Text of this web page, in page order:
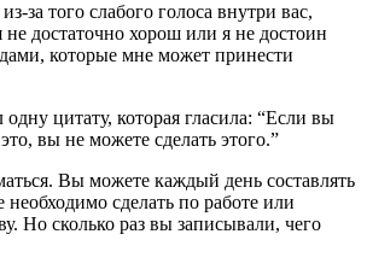
за того слабого голоса внутри вас,
не достаточно хорош или я не достоин
которые мне может принести
цитату, которая гласила: “Если вы
вы не можете сделать этого.”
Вы можете каждый день составлять
необходимо сделать по работе или
Но сколько раз вы записывали, чего